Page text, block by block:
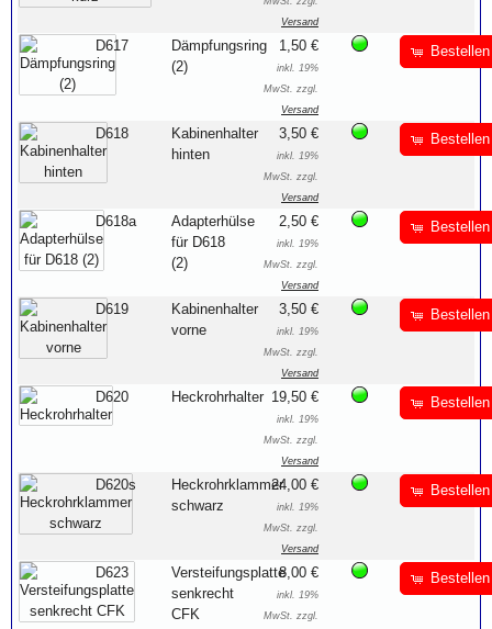
Versand
D617
Dämpfungsring
(2)
1,50 €
inkl. 19%
MwSt. zzgl.
Versand
Bestellen
D618
Kabinenhalter
hinten
3,50 €
inkl. 19%
MwSt. zzgl.
Versand
Bestellen
D618a
Adapterhülse
für D618
(2)
2,50 €
inkl. 19%
MwSt. zzgl.
Versand
Bestellen
D619
Kabinenhalter
vorne
3,50 €
inkl. 19%
MwSt. zzgl.
Versand
Bestellen
D620 Heckrohrhalter 19,50 €
inkl. 19%
MwSt. zzgl.
Versand
Bestellen
D620s
Heckrohrklammer
schwarz
24,00 €
inkl. 19%
MwSt. zzgl.
Versand
Bestellen
D623
Versteifungsplatte
senkrecht
CFK
8,00 €
inkl. 19%
MwSt. zzgl.
Bestellen